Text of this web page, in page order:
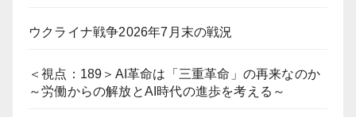
ウクライナ戦争2026年7月末の戦況
＜視点：189＞AI革命は「三重革命」の再来なのか
～労働からの解放とAI時代の進歩を考える～